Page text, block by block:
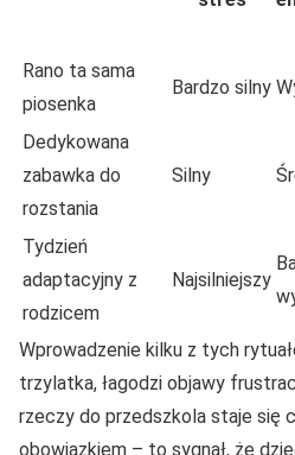
Rano ta sama
piosenka
Bardzo silny
Dedykowana
zabawka do
rozstania
Silny
Tydzień
adaptacyjny z
rodzicem
Najsilniejszy
Wprowadzenie kilku z tych
trzylatka, łagodzi objawy
rzeczy do przedszkola staje się
obowiązkiem – to sygnał, że